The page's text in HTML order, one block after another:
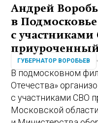
Андрей
в Подмосковье
с участниками
ГУБЕРНАТОР ВОРОБЬЕВ
В подмосковном
Отечества»
с участниками СВО
Московской